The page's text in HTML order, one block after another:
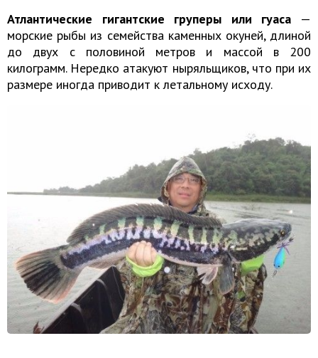
Атлантические гигантские груперы или гуаса —
морские рыбы из семейства каменных окуней, длиной
до двух с половиной метров и массой в 200
килограмм. Нередко атакуют ныряльщиков, что при их
размере иногда приводит к летальному исходу.